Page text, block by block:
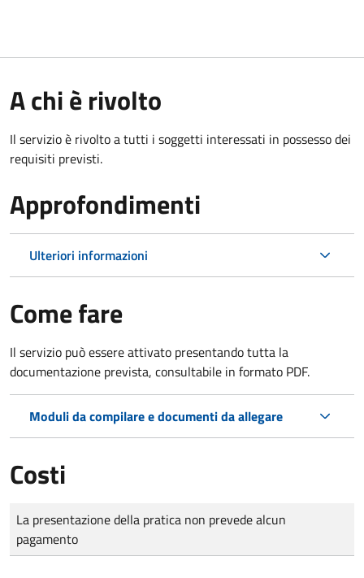
A chi è rivolto
Il servizio è rivolto a tutti i soggetti interessati in possesso dei
requisiti previsti.
Approfondimenti
Ulteriori informazioni
Come fare
Il servizio può essere attivato presentando tutta la
documentazione prevista, consultabile in formato PDF.
Moduli da compilare e documenti da allegare
Costi
Tipo di pagamento
Importo
La presentazione della pratica non prevede alcun
pagamento